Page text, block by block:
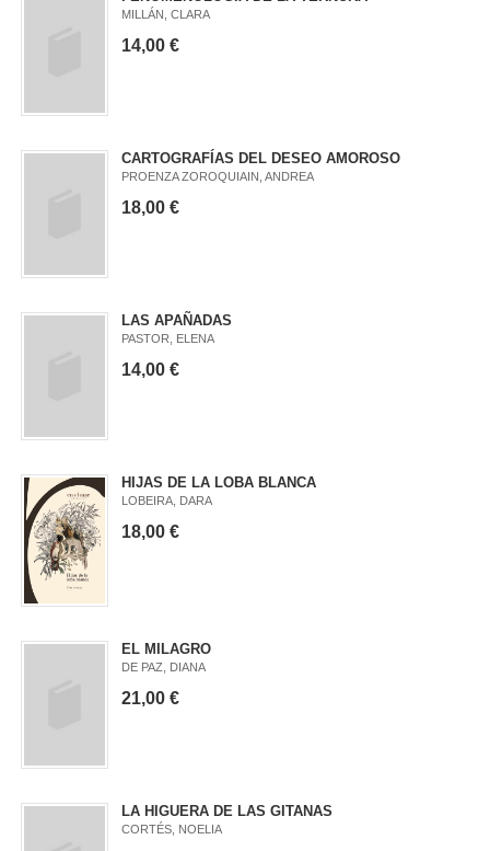
MILLÁN, CLARA
14,00 €
CARTOGRAFÍAS DEL DESEO AMOROSO
PROENZA ZOROQUIAIN, ANDREA
18,00 €
LAS APAÑADAS
PASTOR, ELENA
14,00 €
HIJAS DE LA LOBA BLANCA
LOBEIRA, DARA
18,00 €
EL MILAGRO
DE PAZ, DIANA
21,00 €
LA HIGUERA DE LAS GITANAS
CORTÉS, NOELIA